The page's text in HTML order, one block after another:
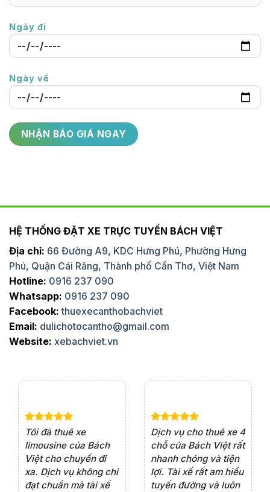
Ngày đi
Ngày về
HỆ THỐNG ĐẶT XE TRỰC TUYẾN BÁCH VIỆT
Địa chỉ: 66 Đường A9, KDC Hưng Phú, Phường Hưng
Phú, Quận Cái Răng, Thành phố Cần Thơ, Việt Nam
Hotline: 0916 237 090
Whatsapp: 0916 237 090
Facebook: thuexecanthobachviet
Email: dulichotocantho@gmail.com
Website: xebachviet.vn
Dịch vụ cho thuê xe 7
chỗ của Bách Việt rất
chuyên nghiệp,đặc
biệt tài xế rất nhiệt
tình vui vẻ,sẽ ủng hộ
Lần đầu thuê xe 16
chỗ tại Bách Việt, tôi
rất hài lòng với chất
lượng xe và sự
chuyên nghiệp của